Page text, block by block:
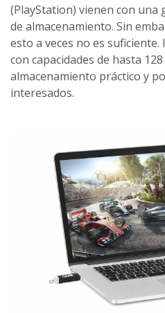
(PlayStation) vienen con una
de almacenamiento. Sin
esto a veces no es
con capacidades de hasta
almacenamiento práctico y
interesados.